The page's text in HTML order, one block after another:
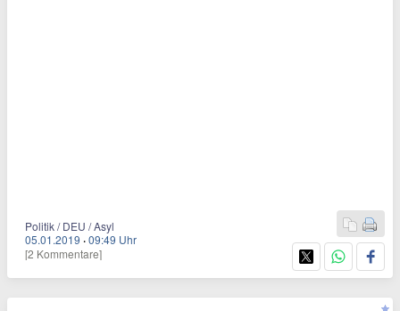
Politik / DEU / Asyl
05.01.2019 ·09:49 Uhr
[2 Kommentare]